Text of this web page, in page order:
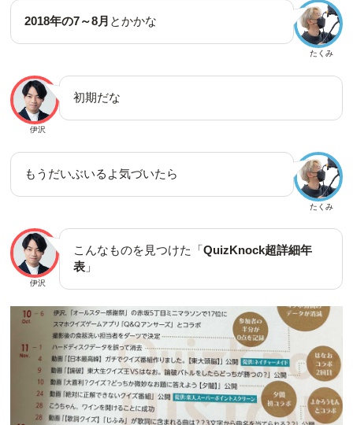
たくみ
2018年の7～8月 とかかな
伊沢
初期だな
たくみ
もうだいぶいるよ気づいたら
伊沢
こんなものを見つけた「QuizKnock超詳細年
表 」